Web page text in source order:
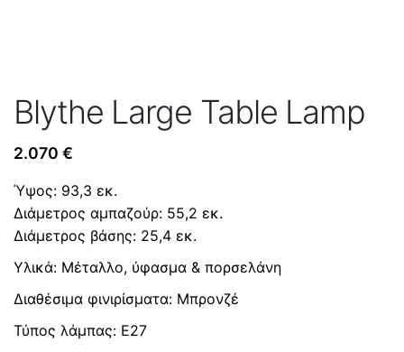
Blythe Large Table Lamp
2.070 €
Ύψος: 93,3 εκ.
Διάμετρος αμπαζούρ: 55,2 εκ.
Διάμετρος βάσης: 25,4 εκ.
Υλικά: Μέταλλο, ύφασμα & πορσελάνη
Διαθέσιμα φινιρίσματα: Μπρονζέ
Τύπος λάμπας: E27